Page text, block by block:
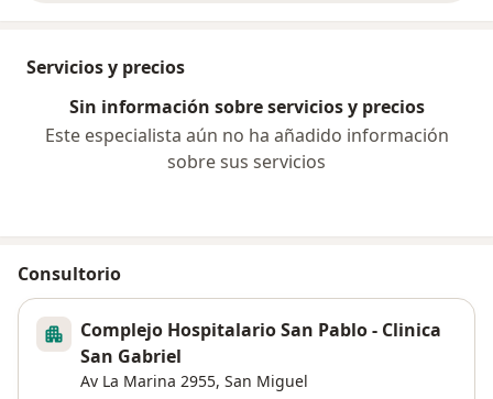
Servicios y precios
Sin información sobre servicios y precios
Este especialista aún no ha añadido información
sobre sus servicios
Consultorio
Complejo Hospitalario San Pablo - Clinica
San Gabriel
Av La Marina 2955, San Miguel